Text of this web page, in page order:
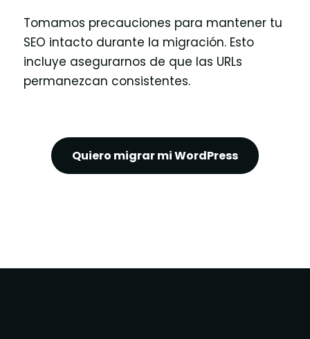
Tomamos precauciones para mantener tu
SEO intacto durante la migración. Esto
incluye asegurarnos de que las URLs
permanezcan consistentes.
Quiero migrar mi WordPress